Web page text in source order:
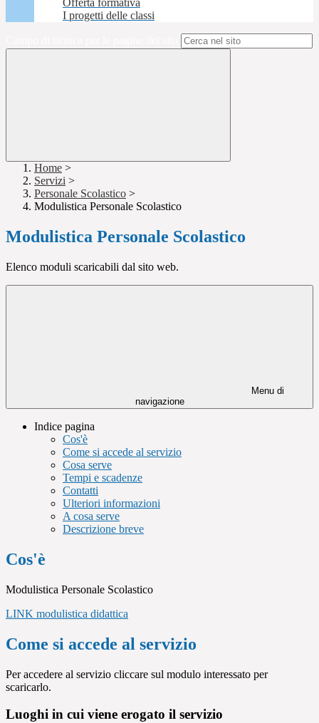
Offerta formativa
I progetti delle classi
Home >
Servizi >
Personale Scolastico >
Modulistica Personale Scolastico
Modulistica Personale Scolastico
Elenco moduli scaricabili dal sito web.
Menu di
navigazione
Indice pagina
Cos'è
Come si accede al servizio
Cosa serve
Tempi e scadenze
Contatti
Ulteriori informazioni
A cosa serve
Descrizione breve
Cos'è
Modulistica Personale Scolastico
LINK modulistica didattica
Come si accede al servizio
Per accedere al servizio cliccare sul modulo interessato per
scaricarlo.
Luoghi in cui viene erogato il servizio